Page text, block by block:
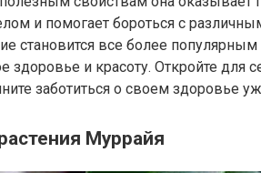
и помогает бороться с
становится все более
здоровье и красоту. Откройте для
заботиться о своем здоровье
Муррайя